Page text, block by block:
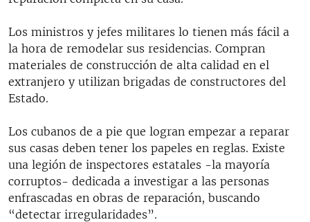
Los ministros y jefes militares lo tienen más fácil a
la hora de remodelar sus residencias. Compran
materiales de construcción de alta calidad en el
extranjero y utilizan brigadas de constructores del
Estado.
Los cubanos de a pie que logran empezar a reparar
sus casas deben tener los papeles en reglas. Existe
una legión de inspectores estatales -la mayoría
corruptos- dedicada a investigar a las personas
enfrascadas en obras de reparación, buscando
“detectar irregularidades”.